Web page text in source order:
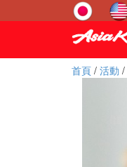
首頁 / 活動 /